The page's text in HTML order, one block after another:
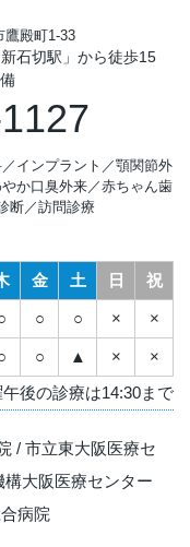
鷹殿町1-33
石切駅」から徒歩15
／ インプラント ／顎関節外
か口臭外来 ／赤ちゃん歯
断／訪問診療
金 土 日 祝
○ ○ × ×
○ ▲ ×
×
後の診療は14:30まで
/ 市立東大阪医療セ
構大阪医療センター
病院